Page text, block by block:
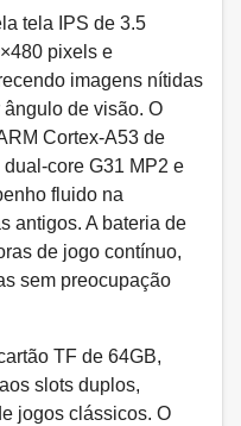
tela IPS de 3.5
pixels e
imagens nítidas
de visão. O
Cortex-A53 de
core G31 MP2 e
fluido na
antigos. A bateria de
de jogo contínuo,
sem preocupação
TF de 64GB,
slots duplos,
jogos clássicos. O